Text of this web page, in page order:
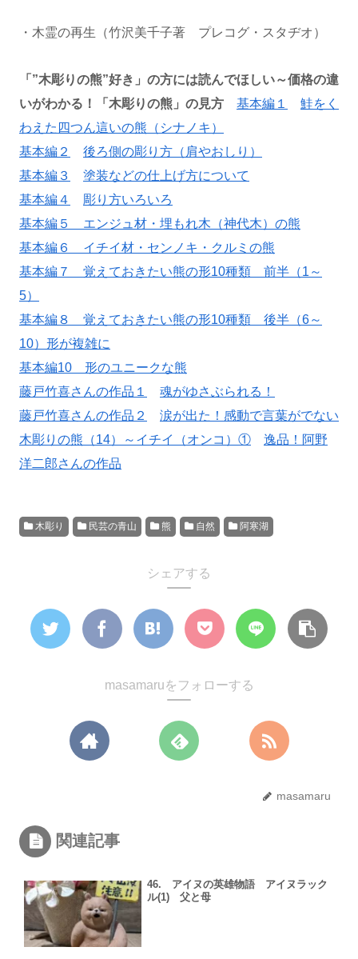
・木霊の再生（竹沢美千子著 プレコグ・スタヂオ）
「”木彫りの熊”好き」の方には読んでほしい～価格の違
いがわかる！「木彫りの熊」の見方
基本編１
鮭をく
わえた四つん這いの熊（シナノキ）
基本編２
後ろ側の彫り方（肩やおしり）
基本編 ３
塗装などの仕上げ方について
基本編４
彫り方いろいろ
基本編５ エンジュ材・埋もれ木（神代木）の熊
基本編６ イチイ材・センノキ・クルミの熊
基本編７ 覚えておきたい熊の形10種類 前半（1～
5）
基本編８ 覚えておきたい熊の形10種類 後半（6～
10）形が複雑に
基本編10 形のユニークな熊
藤戸竹喜さんの作品１
魂がゆさぶられる！
藤戸竹喜さんの作品２
涙が出た！感動で言葉がでない
木彫りの熊（14）～イチイ（オンコ）①
逸品！阿野
洋二郎さんの作品
木彫り 民芸の青山 熊 自然 阿寒湖
シェアする
masamaruをフォローする
masamaru
関連記事
46. アイヌの英雄物語 アイヌラック
ル(1) 父と母